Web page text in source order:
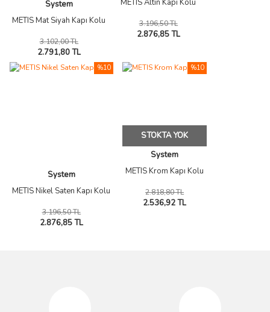
System
METIS Mat Siyah Kapı Kolu
3.102,00 TL
2.791,80 TL
METIS Altın Kapı Kolu
3.196,50 TL
2.876,85 TL
System
METIS Nikel Saten Kapı Kolu
3.196,50 TL
2.876,85 TL
%10
STOKTA YOK
System
METIS Krom Kapı Kolu
2.818,80 TL
2.536,92 TL
%10